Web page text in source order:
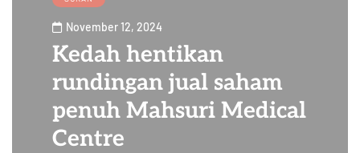
November 12, 2024
Kedah hentikan
rundingan jual saham
penuh Mahsuri Medical
Centre